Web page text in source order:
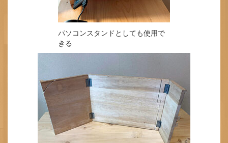
パソコンスタンドとしても使用で
きる